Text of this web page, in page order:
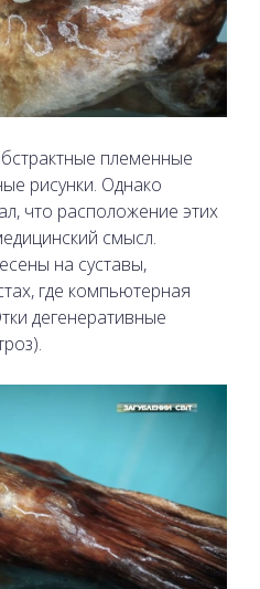
племенные
рисунки. Однако
что расположение этих
смысл.
на суставы,
где компьютерная
дегенеративные